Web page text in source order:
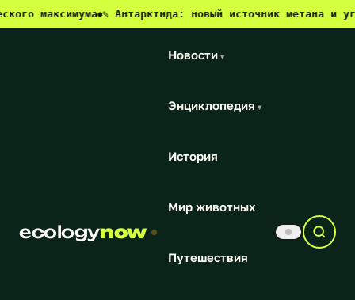
●✎ Антарктида: новый источник метана и угроза
ecologynow
Новости ▾
Энциклопедия ▾
История
Мир животных
Путешествия